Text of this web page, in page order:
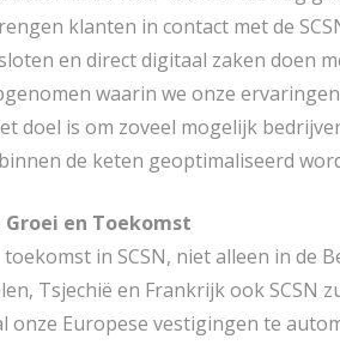
klanten in contact met de
en direct digitaal zaken doen
waarin we onze
doel is om zoveel mogelijk
de keten geoptimaliseerd
en Toekomst
toekomst in SCSN, niet alleen in de
Tsjechië en Frankrijk ook
onze Europese vestigingen te